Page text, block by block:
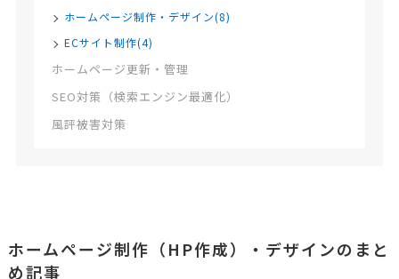
ホームページ制作・デザイン(8)
ECサイト制作(4)
ホームページ更新・管理
SEO対策（検索エンジン最適化）
風評被害対策
ホームページ制作（HP作成）・デザインのまと
め記事